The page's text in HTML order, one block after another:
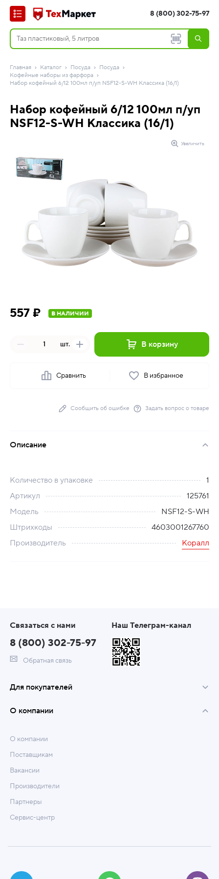
8 (800) 302-75-97
Главная Каталог Посуда
Посуда
Кофейные наборы из фарфора
Набор кофейный 6/12 100мл п/уп NSF12-S-WH Классика (16/1)
Набор кофейный 6/12 100мл п/уп
NSF12-S-WH Классика (16/1)
Увеличить
557 ₽ В НАЛИЧИИ
шт. В корзину
Сравнить В избранное
Сообщить об ошибке Задать вопрос о товаре
Описание
Количество в упаковке
1
Артикул
125761
Модель
NSF12-S-WH
Штрихкоды
4603001267760
Производитель
Коралл
Связаться с нами
8 (800) 302-75-97
Обратная связь
Наш Телеграм-канал
Для покупателей
О компании
О компании
Поставщикам
Вакансии
Производители
Партнеры
Сервис-центр